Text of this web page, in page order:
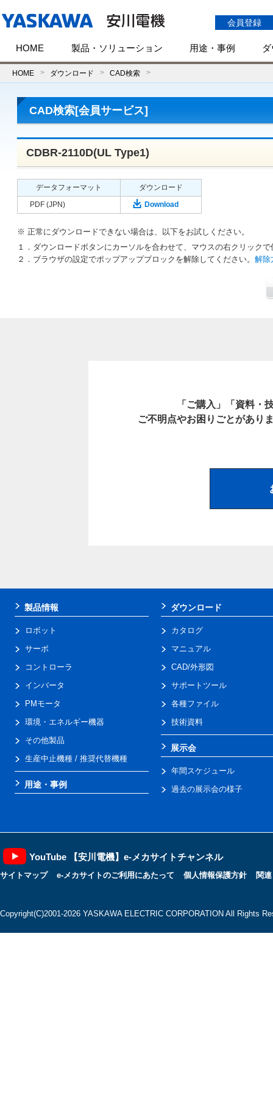
会員登録
HOME 製品・ソリューション 用途・事例
HOME ダウンロード CAD検索
CAD検索[会員サービス]
CDBR-2110D(UL Type1)
データフォーマット
ダウンロード
PDF (JPN)
Download
※ 正常にダウンロードできない場合は、以下をお試しください。
１．ダウンロードボタンにカーソルを合わせて、マウスの右クリック
２．ブラウザの設定でポップアップブロックを解除してください。 解除
「ご購入」「資料・
ご不明点やお困りごとがあり
製品情報
ロボット
サーボ
コントローラ
インバータ
PMモータ
環境・エネルギー機器
その他製品
生産中止機種 / 推奨代替機種
用途・事例
ダウンロード
カタログ
マニュアル
CAD/外形図
サポートツール
各種ファイル
技術資料
展示会
年間スケジュール
過去の展示会の様子
YouTube 【安川電機】e-メカサイトチャンネル
サイトマップ e-メカサイトのご利用にあたって 個人情報保護方針 関
Copyright(C)2001‐2026 YASKAWA ELECTRIC CORPORATION All Rights